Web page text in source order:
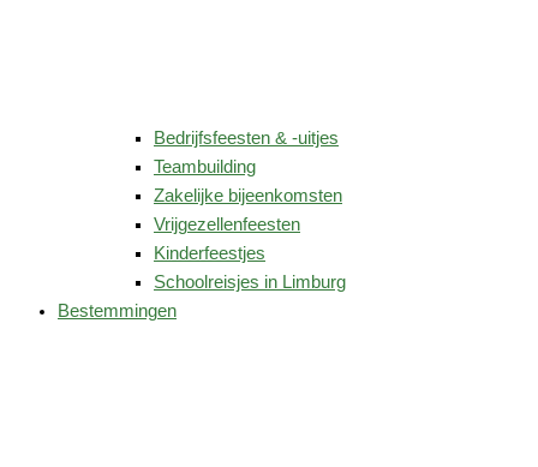
Bedrijfsfeesten & -uitjes
Teambuilding
Zakelijke bijeenkomsten
Vrijgezellenfeesten
Kinderfeestjes
Schoolreisjes in Limburg
Bestemmingen